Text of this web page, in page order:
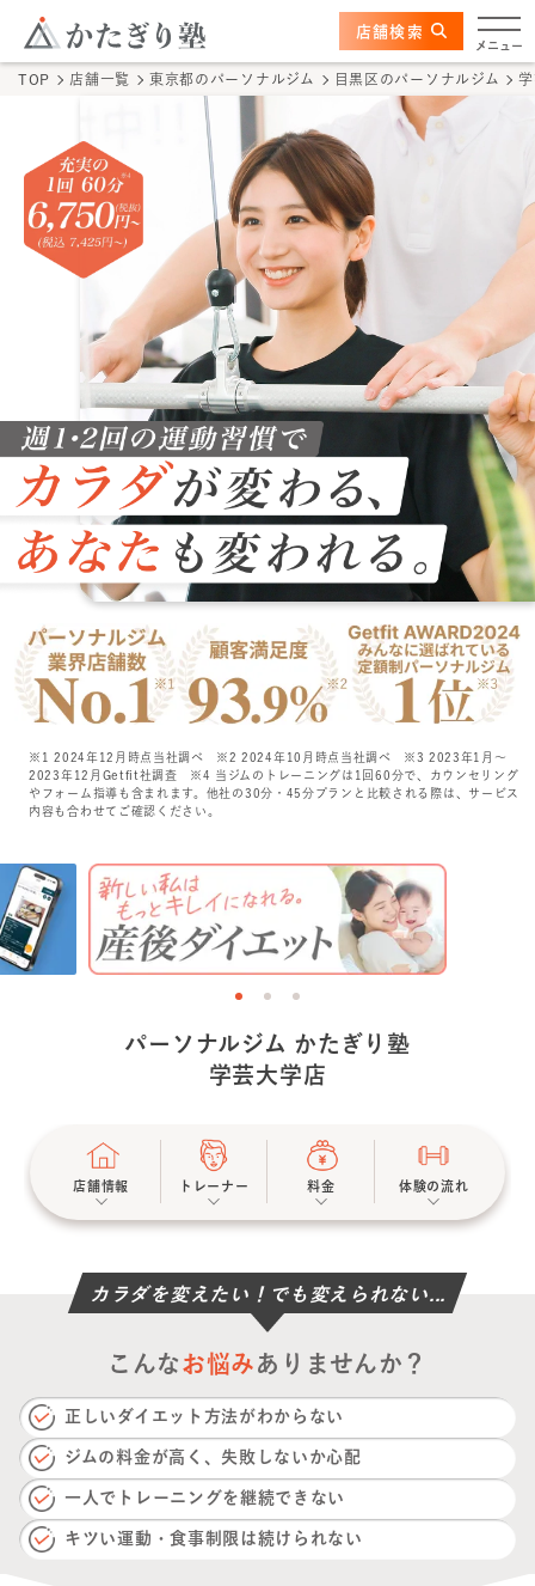
このページの本文へ
メニュー
学芸大学店
かたぎり塾の特長
トレーナー
体験の流れ
店舗検索
かたぎり塾について
TOPページ
選ばれる理由
ビフォーアフター
お客さまの声
プログラム
TOP 店舗一覧 東京都 のパーソナルジム 目黒区 のパーソナルジム
※1 2024年12月時点当社調べ ※2 2024年10月時点当社調べ
※3 2023年1月〜
2023年12月Getfit社調査
※4 当ジムのトレーニングは1回60分で、カウンセリング
やフォーム指導も含まれます。他社の30分・45分プランと比較される際は、サービス
内容も合わせてご確認ください。
パーソナルジム かたぎり塾
学芸大学店
店舗情報 トレーナー 料金 体験の流れ
カラダを変えたい！でも変えられない...
こんな お悩み ありませんか？
正しいダイエット方法がわからない
ジムの料金が高く、失敗しないか心配
一人でトレーニングを継続できない
キツい運動・食事制限は続けられない